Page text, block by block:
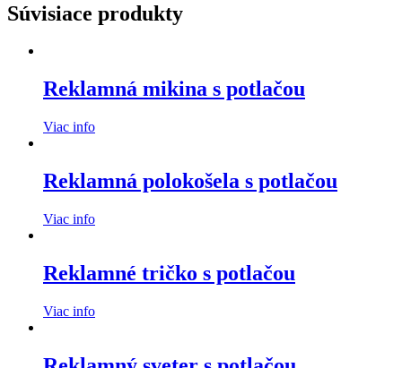
Súvisiace produkty
Reklamná mikina s potlačou
Viac info
Reklamná polokošela s potlačou
Viac info
Reklamné tričko s potlačou
Viac info